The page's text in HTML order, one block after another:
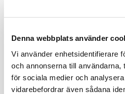
Denna webbplats använder
Vi använder enhetsidentifierare
och annonserna till användarna,
för sociala medier och
vidarebefordrar även sådana
kvinnors rättigheter hotas
Att stå bredvid är också att